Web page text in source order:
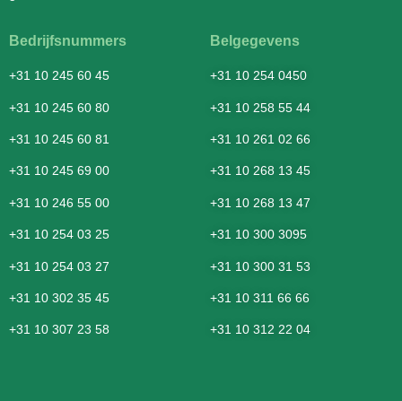
Bedrijfsnummers
+31 10 245 60 45
+31 10 245 60 80
+31 10 245 60 81
+31 10 245 69 00
+31 10 246 55 00
+31 10 254 03 25
+31 10 254 03 27
+31 10 302 35 45
+31 10 307 23 58
Belgegevens
+31 10 254 0450
+31 10 258 55 44
+31 10 261 02 66
+31 10 268 13 45
+31 10 268 13 47
+31 10 300 3095
+31 10 300 31 53
+31 10 311 66 66
+31 10 312 22 04